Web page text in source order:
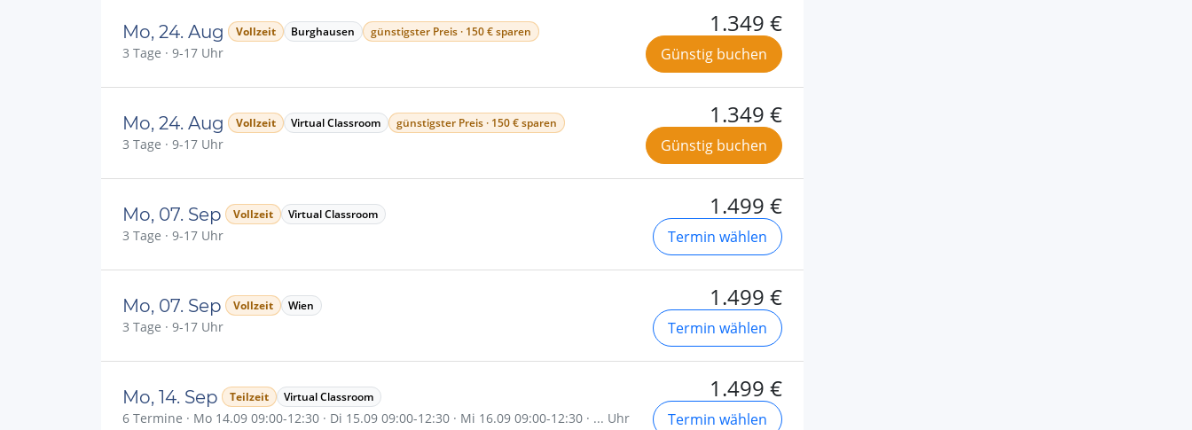
Mo, 24. Aug Vollzeit Burghausen günstigster Preis · 150 € sparen
3 Tage · 9-17 Uhr
1.349 €
Günstig buchen
Mo, 24. Aug Vollzeit Virtual Classroom günstigster Preis · 150 € sparen
3 Tage · 9-17 Uhr
1.349 €
Günstig buchen
Mo, 07. Sep Vollzeit Virtual Classroom
3 Tage · 9-17 Uhr
1.499 €
Termin wählen
Mo, 07. Sep Vollzeit Wien
3 Tage · 9-17 Uhr
1.499 €
Termin wählen
Mo, 14. Sep Teilzeit Virtual Classroom
6 Termine · Mo 14.09 09:00-12:30 · Di 15.09 09:00-12:30 · Mi 16.09 09:00-12:30 · ... Uhr
1.499 €
Termin wählen